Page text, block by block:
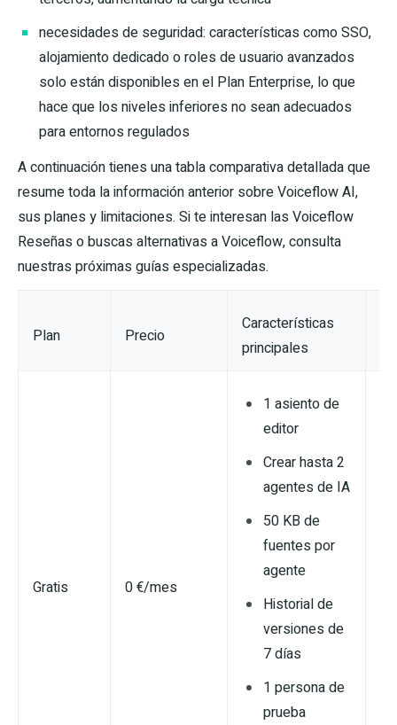
necesidades de seguridad: características como SSO,
alojamiento dedicado o roles de usuario avanzados
solo están disponibles en el Plan Enterprise, lo que
hace que los niveles inferiores no sean adecuados
para entornos regulados
A continuación tienes una tabla comparativa detallada que
resume toda la información anterior sobre Voiceflow AI,
sus planes y limitaciones. Si te interesan las Voiceflow
Reseñas o buscas alternativas a Voiceflow, consulta
nuestras próximas guías especializadas.
Plan Precio
Características
principales
Gratis 0 €/mes
1 asiento de
editor
Crear hasta 2
agentes de IA
50 KB de
fuentes por
agente
Historial de
versiones de
7 días
1 persona de
prueba